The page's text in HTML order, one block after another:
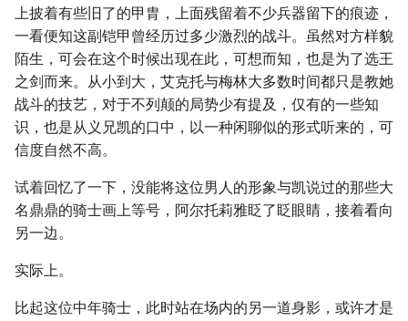
上披着有些旧了的甲胄，上面残留着不少兵器留下的痕迹，
一看便知这副铠甲曾经历过多少激烈的战斗。虽然对方样貌
陌生，可会在这个时候出现在此，可想而知，也是为了选王
之剑而来。从小到大，艾克托与梅林大多数时间都只是教她
战斗的技艺，对于不列颠的局势少有提及，仅有的一些知
识，也是从义兄凯的口中，以一种闲聊似的形式听来的，可
信度自然不高。
试着回忆了一下，没能将这位男人的形象与凯说过的那些大
名鼎鼎的骑士画上等号，阿尔托莉雅眨了眨眼睛，接着看向
另一边。
实际上。
比起这位中年骑士，此时站在场内的另一道身影，或许才是